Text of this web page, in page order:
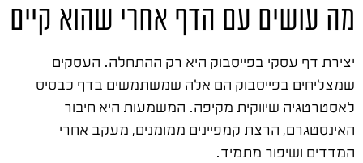
מה עושים עם הדף אחרי שהוא קיים
יצירת דף עסקי בפייסבוק היא רק ההתחלה. העסקים
שמצליחים בפייסבוק הם אלה שמשתמשים בדף כבסיס
לאסטרטגיה שיווקית מקיפה. המשמעות היא חיבור
האינסטגרם, הרצת קמפיינים ממומנים, מעקב אחרי
המדדים ושיפור מתמיד.